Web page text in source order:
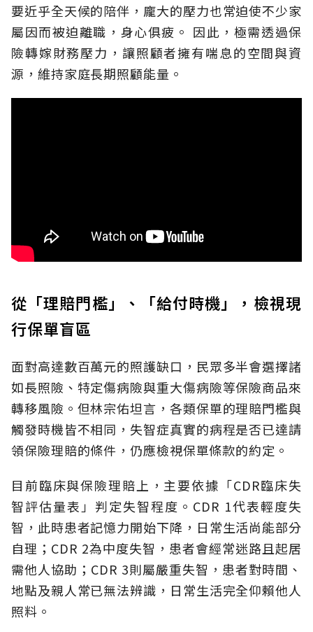
要近乎全天候的陪伴，龐大的壓力也常迫使不少家
屬因而被迫離職，身心俱疲。 因此，極需透過保
險轉嫁財務壓力，讓照顧者擁有喘息的空間與資
源，維持家庭長期照顧能量。
從「理賠門檻」、「給付時機」，檢視現
行保單盲區
面對高達數百萬元的照護缺口，民眾多半會選擇諸
如長照險、特定傷病險與重大傷病險等保險商品來
轉移風險。但林宗佑坦言，各類保單的理賠門檻與
觸發時機皆不相同，失智症真實的病程是否已達請
領保險理賠的條件，仍應檢視保單條款的約定。
目前臨床與保險理賠上，主要依據「CDR臨床失
智評估量表」判定失智程度。CDR 1代表輕度失
智，此時患者記憶力開始下降，日常生活尚能部分
自理；CDR 2為中度失智，患者會經常迷路且起居
需他人協助；CDR 3則屬嚴重失智，患者對時間、
地點及親人常已無法辨識，日常生活完全仰賴他人
照料。